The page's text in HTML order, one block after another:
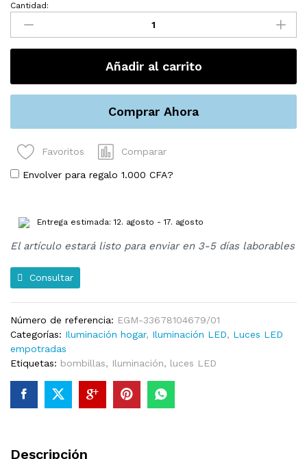
Lampara
trabajo
Solar
portadle
cantidad
Cantidad:
Añadir al carrito
Comprar Ahora
Favoritos Comparar
Envolver para regalo 1.000 CFA?
Entrega estimada: 12. agosto - 17. agosto
El artículo estará listo para enviar en 3-5 días laborables
Consultar
Número de referencia: EGM-33678104679/01
Categorías: Iluminación hogar, Iluminación LED, Luces LED
empotradas
Etiquetas: bombillas, Iluminación, luces LED
Descripción